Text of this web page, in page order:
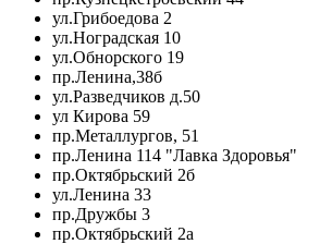
ул.Грибоедова 2
ул.Ноградская 10
ул.Обнорского 19
пр.Ленина,38б
ул.Разведчиков д.50
ул Кирова 59
пр.Металлургов, 51
пр.Ленина 114 "Лавка Здоровья"
пр.Октябрьский 2б
ул.Ленина 33
пр.Дружбы 3
пр.Октябрьский 2а